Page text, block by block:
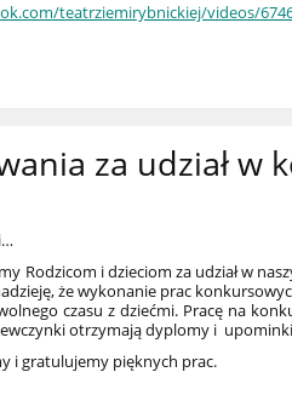
teatrziemirybnickiej/videos/
za udział w
Rodzicom i dzieciom za udział w
że wykonanie prac
czasu z dziećmi. Pracę na
otrzymają dyplomy i
i gratulujemy pięknych prac.